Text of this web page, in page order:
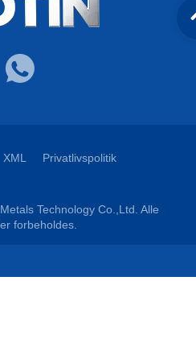
XML Privatlivspolitik
Technology Co.,Ltd. Alle
forbeholdes.